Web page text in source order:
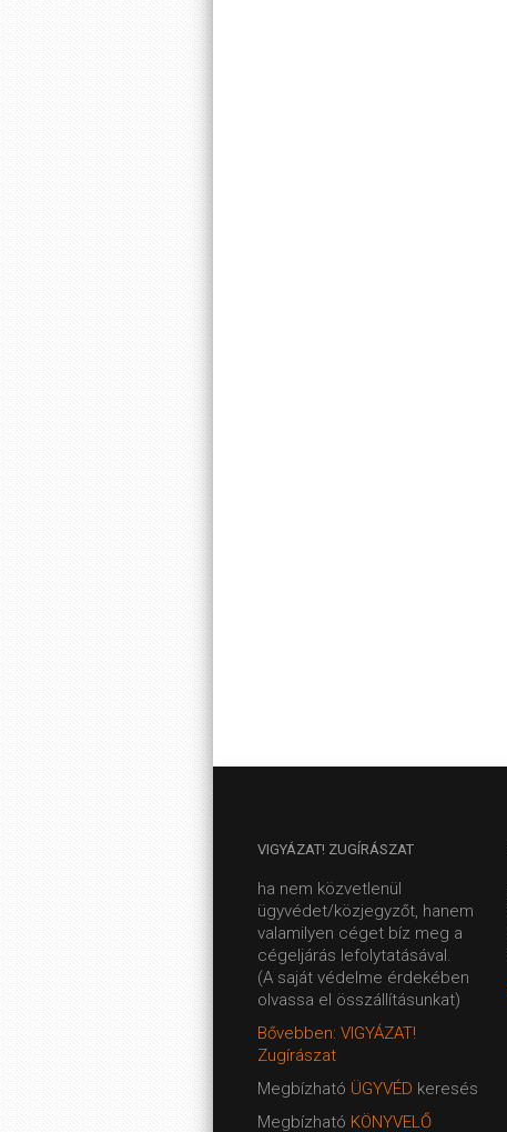
VIGYÁZAT! ZUGÍRÁSZAT
ha nem közvetlenül
ügyvédet/közjegyzőt, hanem
valamilyen céget bíz meg a
cégeljárás lefolytatásával.
(A saját védelme érdekében
olvassa el összállításunkat)
Bővebben: VIGYÁZAT!
Zugírászat
Megbízható ÜGYVÉD keresés
Megbízható KÖNYVELŐ